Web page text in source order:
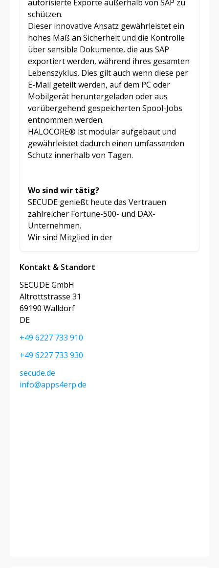
autorisierte Exporte außerhalb von SAP zu
schützen.
Dieser innovative Ansatz gewährleistet ein
hohes Maß an Sicherheit und die Kontrolle
über sensible Dokumente, die aus SAP
exportiert werden, während ihres gesamten
Lebenszyklus. Dies gilt auch wenn diese per
E-Mail geteilt werden, auf dem PC oder
Mobilgerät heruntergeladen oder aus
vorübergehend gespeicherten Spool-Jobs
entnommen werden.
HALOCORE® ist modular aufgebaut und
gewährleistet dadurch einen umfassenden
Schutz innerhalb von Tagen.
Wo sind wir tätig?
SECUDE genießt heute das Vertrauen
zahlreicher Fortune-500- und DAX-
Unternehmen.
Wir sind Mitglied in der
Kontakt & Standort
SECUDE GmbH
Altrottstrasse 31
69190 Walldorf
DE
+49 6227 733 910
+49 6227 733 930
secude.de
info@apps4erp.de